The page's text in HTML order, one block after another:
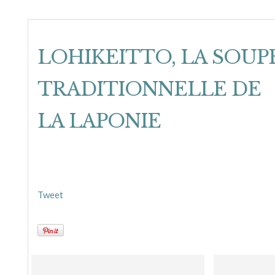
LOHIKEITTO, LA
TRADITIONNELLE DE
LA LAPONIE
Tweet